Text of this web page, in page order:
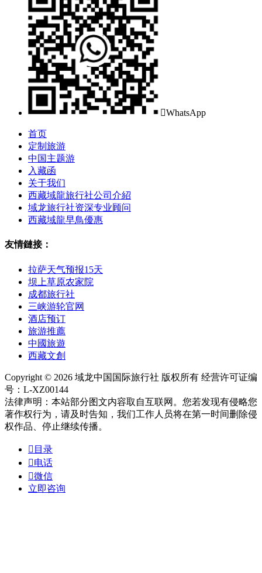
WhatsApp
首页
定制旅游
中国主题游
入藏函
关于我们
西藏域龍旅行社公司介紹
域龙旅行社资深专业顾问
西藏域龍早鳥優惠
友情鏈接：
拉萨天气预报15天
坝上草原农家院
成都旅行社
三峡游轮官网
酒店预订
旅游推薦
中國旅遊
西藏文創
Copyright © 2026 域龙中国国际旅行社 版权所有 经营许可证编
号：L-XZ00144
法律声明：本站部分图文内容取自互联网。您若发现有侵略您
著作权行为，请及时告知，我们工作人员将在第一时间删除侵
权作品、停止继续传播。
 目录
电话
微信
立即咨询